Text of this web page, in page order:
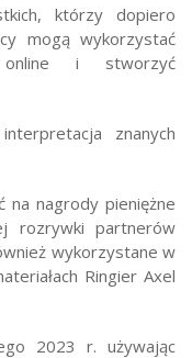
którzy dopiero
mogą wykorzystać
online i stworzyć
znanych
na nagrody pieniężne
rozrywki partnerów
wykorzystane w
Ringier Axel
2023 r. używając